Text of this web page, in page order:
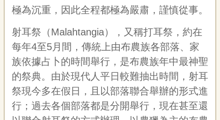
極為沉重，因此全程都極為嚴肅，謹慎從事。
射耳祭（Malahtangia），又稱打耳祭，約在
每年4至5月間，傳統上由布農族各部落、家
族依據占卜的時間舉行，是布農族年中最神聖
的祭典。由於現代人平日較難抽出時間，射耳
祭現今多在假日，且以部落聯合舉辦的形式進
行；過去各個部落都是分開舉行，現在甚至還